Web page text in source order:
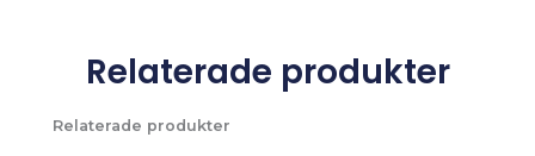
Relaterade produkter
Relaterade produkter